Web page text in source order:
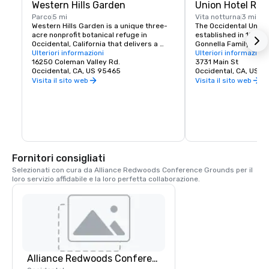
Western Hills Garden
Parco 5 mi
Western Hills Garden is a unique three-
acre nonprofit botanical refuge in
Occidental, California that delivers a
sensory explosion of textures, colors,
shapes, and sounds. It’s a stunning
example of cultivated biodiversity, home
to rare and important plant species,
Ulteriori informazioni
16250 Coleman Valley Rd.
Occidental, CA, US 95465
Visita il sito web
Union Hotel
Vita notturna 3 mi
The Occidental
established in 1879.
Gonnella Family
building houses a
room, and The
opens at 6 am every
freshly baked
beer in town. The
Ulteriori informazioni
3731 Main St
Occidental, CA, US
Visita il sito web
Fornitori consigliati
Selezionati con cura da Alliance Redwoods Conference Grounds per il
loro servizio affidabile e la loro perfetta collaborazione.
Alliance Redwoods Conference Grounds